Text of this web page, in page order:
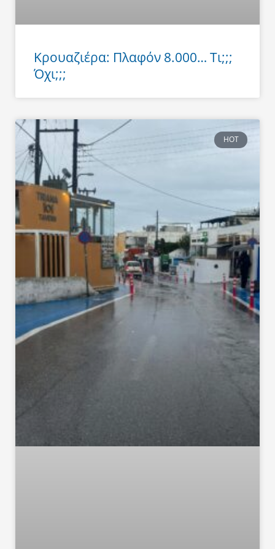
Κρουαζιέρα: Πλαφόν 8.000… Τι;;;
Όχι;;;
HOT